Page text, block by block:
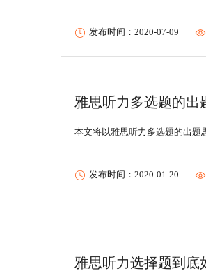
发布时间：2020-07-09
雅思听力多选题的出
本文将以雅思听力多选题的出题
发布时间：2020-01-20
雅思听力选择题到底